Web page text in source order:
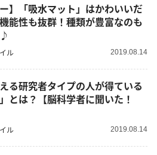
ー】「吸水マット」はかわいいだ
能性も抜群！種類が豊富なのも
ル 2019.08.14
る研究者タイプの人が得ている
」とは？【脳科学者に聞いた！
ル 2019.08.14